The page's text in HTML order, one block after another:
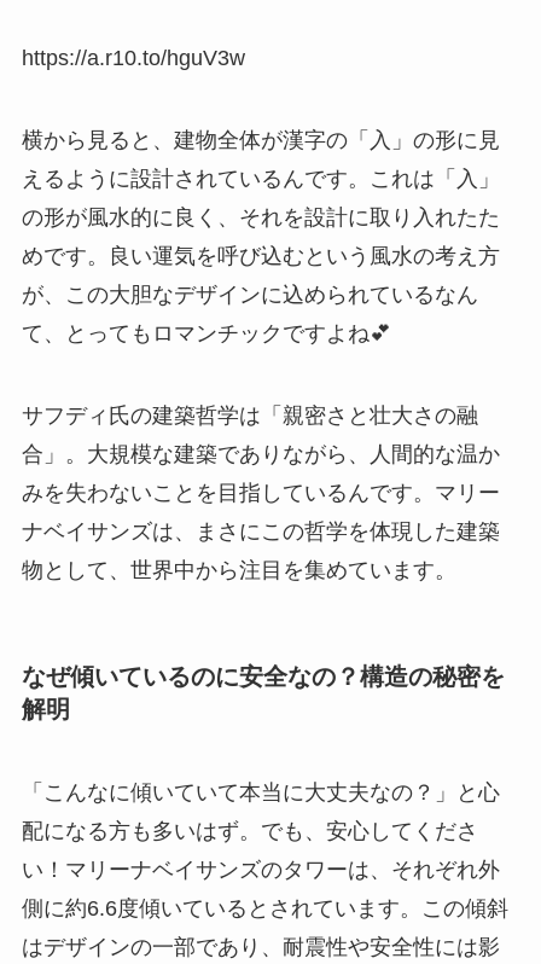
https://a.r10.to/hguV3w
横から見ると、建物全体が漢字の「入」の形に見
えるように設計されているんです。これは「入」
の形が風水的に良く、それを設計に取り入れたた
めです。良い運気を呼び込むという風水の考え方
が、この大胆なデザインに込められているなん
て、とってもロマンチックですよね💕
サフディ氏の建築哲学は「親密さと壮大さの融
合」。大規模な建築でありながら、人間的な温か
みを失わないことを目指しているんです。マリー
ナベイサンズは、まさにこの哲学を体現した建築
物として、世界中から注目を集めています。
なぜ傾いているのに安全なの？構造の秘密を
解明
「こんなに傾いていて本当に大丈夫なの？」と心
配になる方も多いはず。でも、安心してくださ
い！マリーナベイサンズのタワーは、それぞれ外
側に約6.6度傾いているとされています。この傾斜
はデザインの一部であり、耐震性や安全性には影